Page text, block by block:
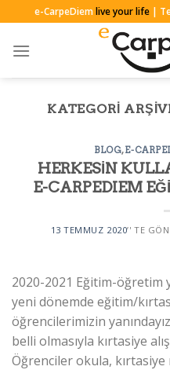
to
content
e-CarpeDiemlive your life|
KATEGORI
BLOG,E-
HERKESİN
E-CARPEDIEM
13 TEMMUZ 2020’' TE
2020-2021 Eğitim-öğretim
yeni dönemde eğitim/
öğrencilerimizin
belli olmasıyla kırtasiye
Öğrenciler okula,